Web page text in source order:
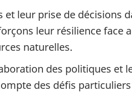
leur prise de décisions
leur résilience face
naturelles.
des politiques et
des défis